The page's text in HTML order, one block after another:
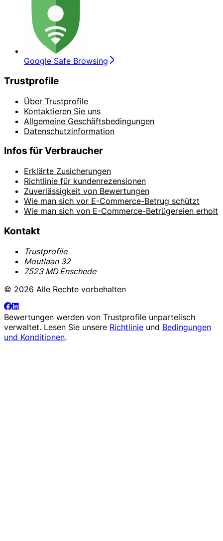
Google Safe Browsing
Trustprofile
Über Trustprofile
Kontaktieren Sie uns
Allgemeine Geschäftsbedingungen
Datenschutzinformation
Infos für Verbraucher
Erklärte Zusicherungen
Richtlinie für kundenrezensionen
Zuverlässigkeit von Bewertungen
Wie man sich vor E-Commerce-Betrug schützt
Wie man sich von E-Commerce-Betrügereien erholt
Kontakt
Trustprofile
Moutlaan 32
7523 MD Enschede
© 2026 Alle Rechte vorbehalten
Bewertungen werden von Trustprofile unparteiisch
verwaltet. Lesen Sie unsere Richtlinie und Bedingungen
und Konditionen.